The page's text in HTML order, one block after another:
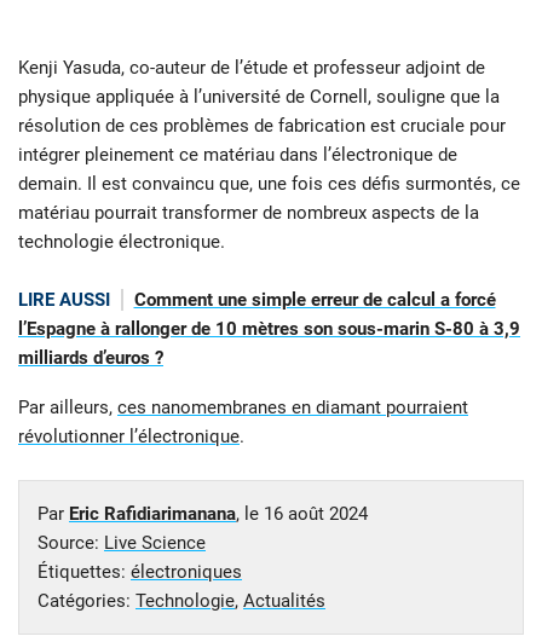
Kenji Yasuda, co-auteur de l’étude et professeur adjoint de
physique appliquée à l’université de Cornell, souligne que la
résolution de ces problèmes de fabrication est cruciale pour
intégrer pleinement ce matériau dans l’électronique de
demain. Il est convaincu que, une fois ces défis surmontés, ce
matériau pourrait transformer de nombreux aspects de la
technologie électronique.
LIRE AUSSI
Comment une simple erreur de calcul a forcé
l’Espagne à rallonger de 10 mètres son sous-marin S-80 à 3,9
milliards d’euros ?
Par ailleurs, ces nanomembranes en diamant pourraient
révolutionner l’électronique.
Par Eric Rafidiarimanana, le 16 août 2024
Source: Live Science
Étiquettes: électroniques
Catégories: Technologie, Actualités